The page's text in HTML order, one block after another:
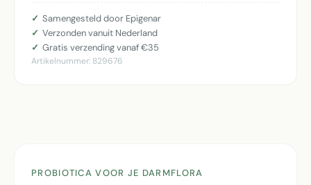
Samengesteld door Epigenar
Verzonden vanuit Nederland
Gratis verzending vanaf €35
Artikelnummer: 829676
PROBIOTICA VOOR JE DARMFLORA